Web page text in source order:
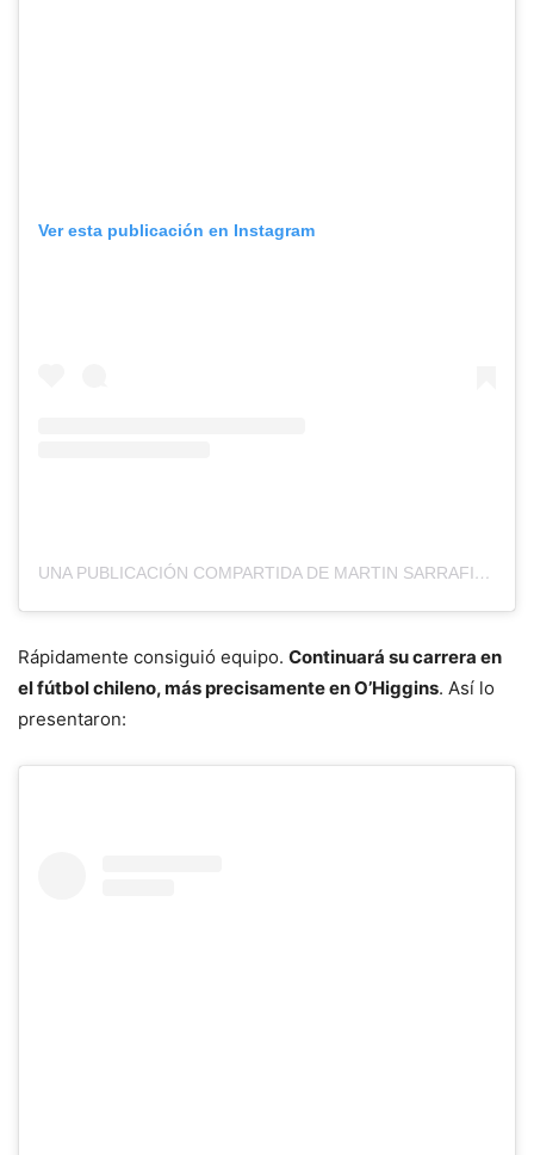
Ver esta publicación en Instagram
UNA PUBLICACIÓN COMPARTIDA DE MARTIN SARRAFIORE (@MARTINSARRAFIORE)
Rápidamente consiguió equipo. Continuará su carrera en
el fútbol chileno, más precisamente en O’Higgins. Así lo
presentaron: